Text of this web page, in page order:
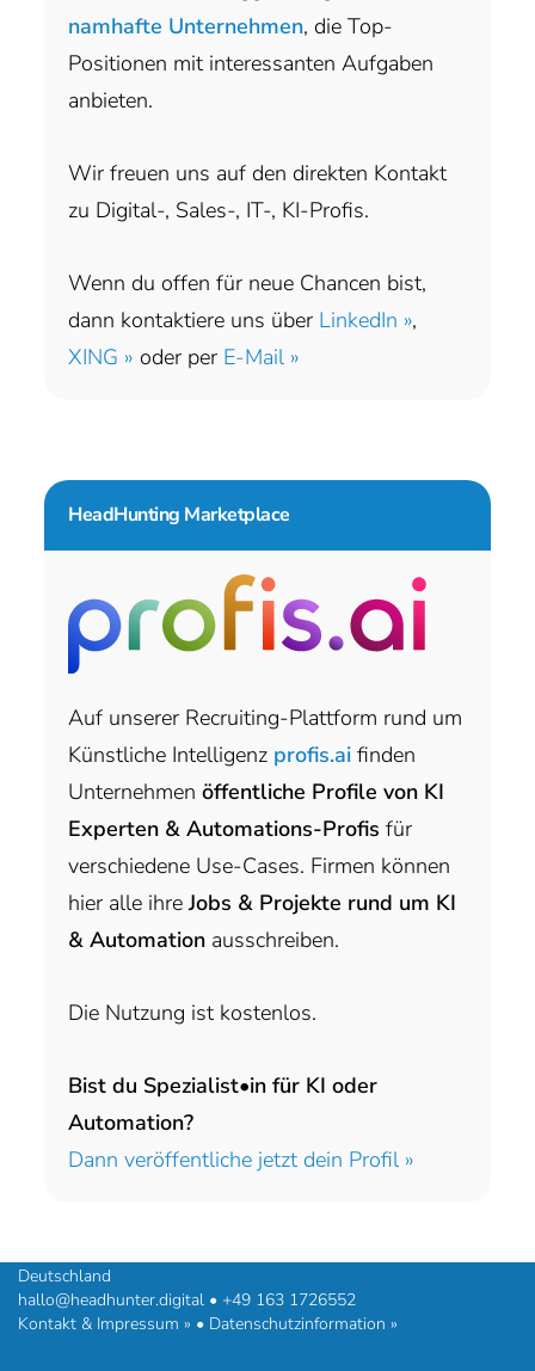
namhafte Unternehmen, die Top-
Positionen mit interessanten Aufgaben
anbieten.
Wir freuen uns auf den direkten Kontakt
zu Digital-, Sales-, IT-, KI-Profis.
Wenn du offen für neue Chancen bist,
dann kontaktiere uns über LinkedIn »,
XING » oder per E-Mail »
HeadHunting Marketplace
Auf unserer Recruiting-Plattform rund um
Künstliche Intelligenz profis.ai finden
Unternehmen öffentliche Profile von KI
Experten & Automations-Profis für
verschiedene Use-Cases. Firmen können
hier alle ihreJobs & Projekte rund um KI
& Automation ausschreiben.
Die Nutzung ist kostenlos.
Bist du Spezialist•in für KI oder
Automation?
Dann veröffentliche jetzt dein Profil »
Deutschland
hallo@headhunter.digital • +49 163 1726552
Kontakt & Impressum » • Datenschutzinformation »